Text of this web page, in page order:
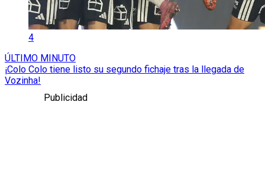
4
ÚLTIMO MINUTO
¡Colo Colo tiene listo su segundo fichaje tras la llegada de
Vozinha!
Publicidad